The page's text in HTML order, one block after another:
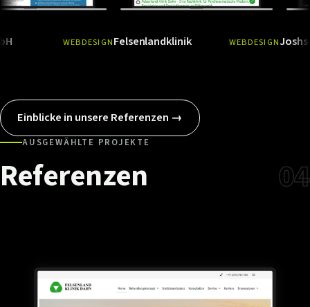
WEBDESIGN Ansehen→
Felsenlandklinik WEBDESIGN Ansehen
Joshs
Einblicke in unsere Referenzen →
AUSGEWÄHLTE PROJEKTE
Referenzen 04